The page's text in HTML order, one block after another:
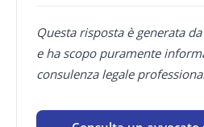
Questa risposta è generata
e ha scopo puramente
consulenza legale